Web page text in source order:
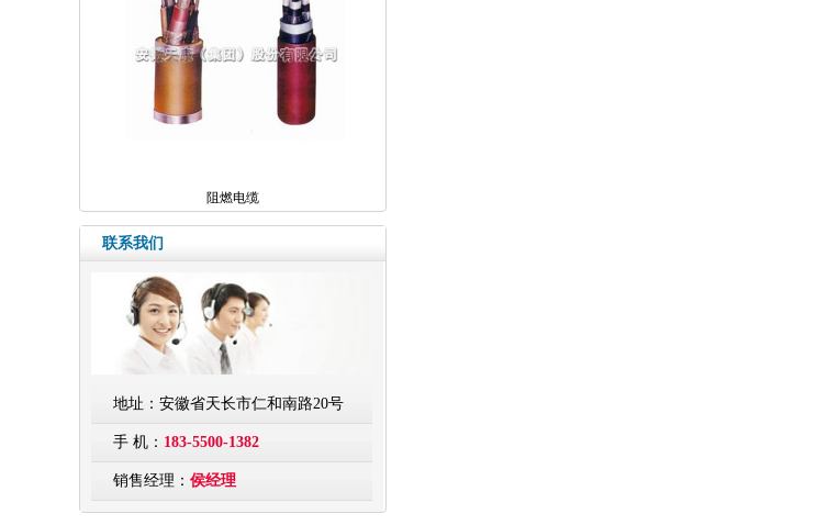
阻燃电缆
联系我们
地址：安徽省天长市仁和南路20号
手 机： 183-5500-1382
销售经理： 侯经理